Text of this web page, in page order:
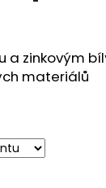
a zinkovým
materiálů